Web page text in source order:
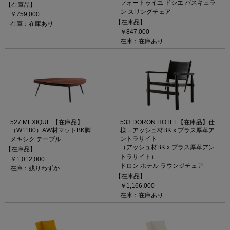
【在庫品】
￥759,000
在庫：在庫あり
フォートゥイユ ドシエ バスキュラ
ン スリングチェア
【在庫品】
￥847,000
在庫：在庫あり
527 MEXIQUE 【在庫品】
（W1180）AW材マットBK脚
メキシク テーブル
【在庫品】
￥1,012,000
在庫：残りわずか
533 DORON HOTEL【在庫品】仕
様＝アッシュ材BK x プラス厚革ア
ントラサイト
（アッシュ材BK x プラス厚革アン
トラサイト）
ドロン ホテル ラウンジチェア
【在庫品】
￥1,166,000
在庫：在庫あり